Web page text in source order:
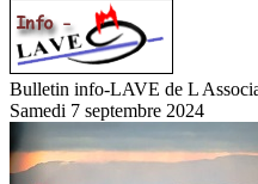
Bulletin info-LAVE de L
Samedi 7 septembre 2024